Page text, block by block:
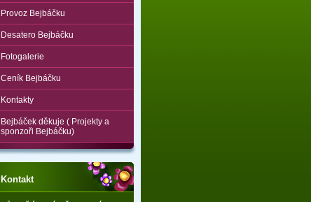
Provoz Bejbáčku
Desatero Bejbáčku
Fotogalerie
Ceník Bejbáčku
Kontakty
Bejbáček děkuje ( Projekty a
sponzoři Bejbáčku)
Kontakt